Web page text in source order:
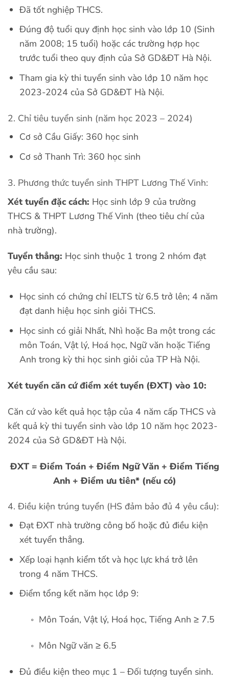
Đã tốt nghiệp THCS.
Đúng độ tuổi quy định học sinh vào lớp 10 (Sinh
năm 2008; 15 tuổi) hoặc các trường hợp học
trước tuổi theo quy định của Sở GD&ĐT Hà Nội.
Tham gia kỳ thi tuyển sinh vào lớp 10 năm học
2023-2024 của Sở GD&ĐT Hà Nội.
2. Chỉ tiêu tuyển sinh (năm học 2023 – 2024)
Cơ sở Cầu Giấy: 360 học sinh
Cơ sở Thanh Trì: 360 học sinh
3. Phương thức tuyển sinh THPT Lương Thế Vinh:
Xét tuyển đặc cách: Học sinh lớp 9 của trường
THCS & THPT Lương Thế Vinh (theo tiêu chí của
nhà trường).
Tuyển thẳng: Học sinh thuộc 1 trong 2 nhóm đạt
yêu cầu sau:
Học sinh có chứng chỉ IELTS từ 6.5 trở lên; 4 năm
đạt danh hiệu học sinh giỏi THCS.
Học sinh có giải Nhất, Nhì hoặc Ba một trong các
môn Toán, Vật lý, Hoá học, Ngữ văn hoặc Tiếng
Anh trong kỳ thi học sinh giỏi của TP Hà Nội.
Xét tuyển căn cứ điểm xét tuyển (ĐXT) vào 10:
Căn cứ vào kết quả học tập của 4 năm cấp THCS và
kết quả kỳ thi tuyển sinh vào lớp 10 năm học 2023-
2024 của Sở GD&ĐT Hà Nội.
ĐXT = Điểm Toán + Điểm Ngữ Văn + Điểm Tiếng
Anh + Điểm ưu tiên* (nếu có)
4. Điều kiện trúng tuyển (HS đảm bảo đủ 4 yêu cầu):
Đạt ĐXT nhà trường công bố hoặc đủ điều kiện
xét tuyển thẳng.
Xếp loại hạnh kiểm tốt và học lực khá trở lên
trong 4 năm THCS.
Điểm tổng kết năm học lớp 9:
◦ Môn Toán, Vật lý, Hoá học, Tiếng Anh ≥ 7.5
◦ Môn Ngữ văn ≥ 6.5
Đủ điều kiện theo mục 1 – Đối tượng tuyển sinh.